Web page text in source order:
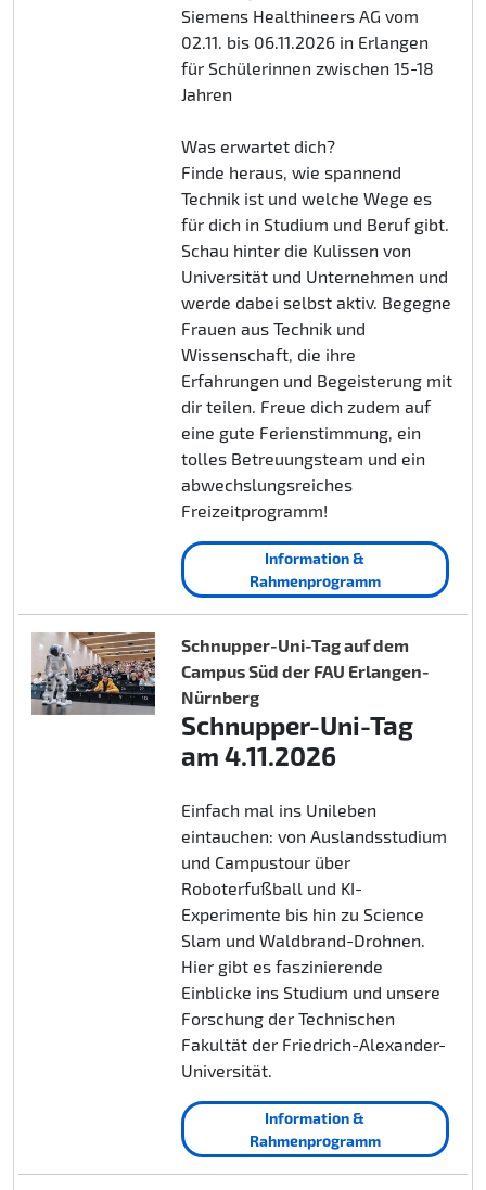
Siemens Healthineers AG vom
02.11. bis 06.11.2026 in Erlangen
für Schülerinnen zwischen 15-18
Jahren
Was erwartet dich?
Finde heraus, wie spannend
Technik ist und welche Wege es
für dich in Studium und Beruf gibt.
Schau hinter die Kulissen von
Universität und Unternehmen und
werde dabei selbst aktiv. Begegne
Frauen aus Technik und
Wissenschaft, die ihre
Erfahrungen und Begeisterung mit
dir teilen. Freue dich zudem auf
eine gute Ferienstimmung, ein
tolles Betreuungsteam und ein
abwechslungsreiches
Freizeitprogramm!
Information &
Rahmenprogramm
Schnupper-Uni-Tag auf dem
Campus Süd der FAU Erlangen-
Nürnberg
Schnupper-Uni-Tag
am 4.11.2026
Einfach mal ins Unileben
eintauchen: von Auslandsstudium
und Campustour über
Roboterfußball und KI-
Experimente bis hin zu Science
Slam und Waldbrand-Drohnen.
Hier gibt es faszinierende
Einblicke ins Studium und unsere
Forschung der Technischen
Fakultät der Friedrich-Alexander-
Universität.
Information &
Rahmenprogramm